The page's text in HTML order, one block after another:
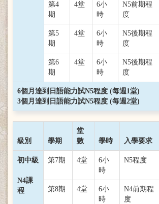
第4
期
4堂
6小
時
N5前期程
度
第5
期
4堂
6小
時
N5後期程
度
第6
期
4堂
6小
時
N5後期程
度
6個月達到日語能力試N5程度 (每週1堂)
3個月達到日語能力試N5程度 (每週2堂)
級別 學期
堂
數
學時 入學要求
初中級
N4課
程
第7期 4堂
6小
時
N5程度
第8期 4堂
6小
時
N4前期程
度